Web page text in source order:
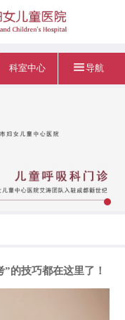
科室中心 导航
的技巧都在这里了！